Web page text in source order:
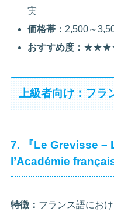
実
価格帯： 2,500～
おすすめ度：
上級者向け：フラ
7. 『Le Grevisse –
l’Académie
特徴： フランス語にお